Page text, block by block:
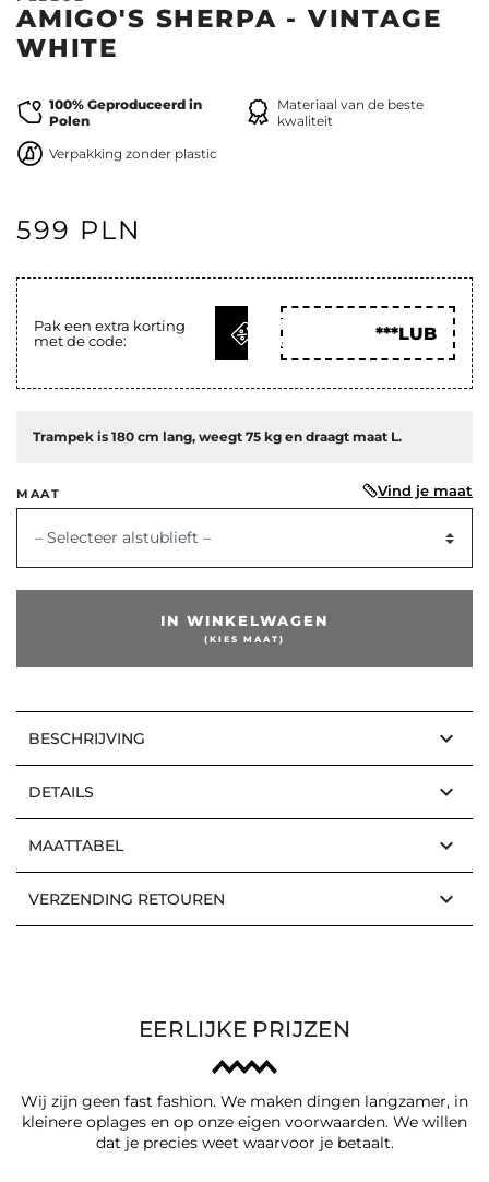
AMIGO'S SHERPA - VINTAGE
WHITE
100% Geproduceerd in
Polen
Materiaal van de beste
kwaliteit
Verpakking zonder plastic
599 PLN
Pak een extra korting
met de code:
KRIJG
CODE
***LUB
Trampek is 180 cm lang, weegt 75 kg en draagt maat L.
MAAT Vind je maat
– Selecteer alstublieft –
IN WINKELWAGEN
(KIES MAAT)
BESCHRIJVING keyboard_arrow_down
DETAILS keyboard_arrow_down
MAATTABEL keyboard_arrow_down
VERZENDING RETOUREN keyboard_arrow_down
EERLIJKE PRIJZEN
Wij zijn geen fast fashion. We maken dingen langzamer, in
kleinere oplages en op onze eigen voorwaarden. We willen
dat je precies weet waarvoor je betaalt.